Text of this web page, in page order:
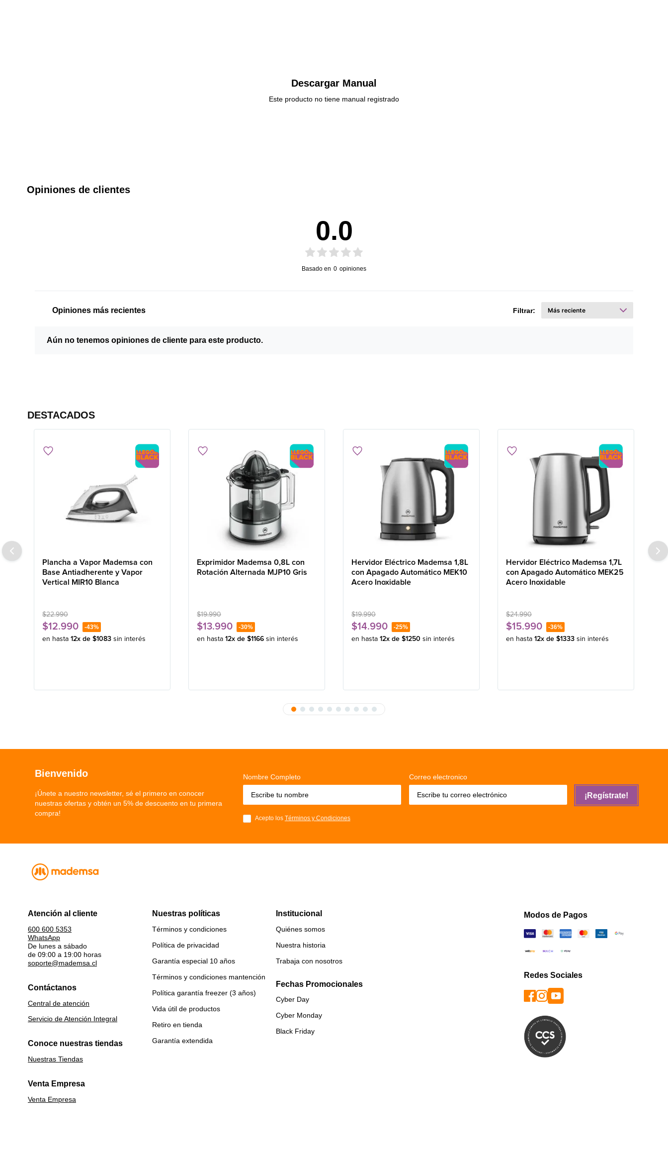
Descargar Manual
Este producto no tiene manual registrado
Opiniones de clientes
0.0
Basado en 0 opiniones
Opiniones más recientes Filtrar:
Aún no tenemos opiniones de cliente para este producto.
DESTACADOS
Plancha a Vapor Mademsa con
Base Antiadherente y Vapor
Vertical MIR10 Blanca
$22.990
$12.990 -43%
en hasta 12x de $1083 sin interés
Exprimidor Mademsa 0,8L con
Rotación Alternada MJP10 Gris
$19.990
$13.990 -30%
en hasta 12x de $1166 sin interés
Hervidor Eléctrico Mademsa 1,8L
con Apagado Automático MEK10
Acero Inoxidable
$19.990
$14.990 -25%
en hasta 12x de $1250 sin interés
Hervidor Eléctrico Mademsa 1,7L
con Apagado Automático MEK25
Acero Inoxidable
$24.990
$15.990 -36%
en hasta 12x de $1333 sin interés
Bienvenido
¡Únete a nuestro newsletter, sé el primero en conocer
nuestras ofertas y obtén un 5% de descuento en tu primera
compra!
Nombre Completo Correo electronico
Acepto los Términos y Condiciones
¡Regístrate!
Atención al cliente
600 600 5353
WhatsApp
De lunes a sábado
de 09:00 a 19:00 horas
soporte@mademsa.cl
Contáctanos
Central de atención
Servicio de Atención Integral
Conoce nuestras tiendas
Nuestras Tiendas
Venta Empresa
Venta Empresa
Nuestras políticas
Términos y condiciones
Política de privacidad
Garantía especial 10 años
Términos y condiciones mantención
Política garantía freezer (3 años)
Vida útil de productos
Retiro en tienda
Garantía extendida
Institucional
Quiénes somos
Nuestra historia
Trabaja con nosotros
Fechas Promocionales
Cyber Day
Cyber Monday
Black Friday
Modos de Pagos
Redes Sociales